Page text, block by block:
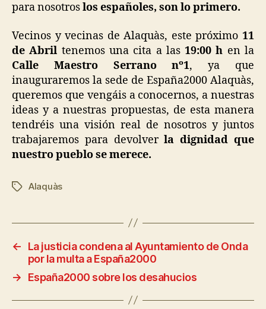
para nosotroslos españoles, son lo primero.
Vecinos y vecinas de Alaquàs, este próximo 11
de Abril tenemos una cita a las19:00 h en la
Calle MaestroSerrano nº1, ya que
inauguraremos la sede de España2000 Alaquàs,
queremos que vengáis a conocernos, a nuestras
ideas y a nuestras propuestas, de esta manera
tendréis una visión real de nosotros y juntos
trabajaremos para devolverla dignidad que
nuestro pueblo se merece.
Alaquàs
←
La justicia condena al Ayuntamiento de Onda
por la multa a España2000
→
España2000 sobre los desahucios